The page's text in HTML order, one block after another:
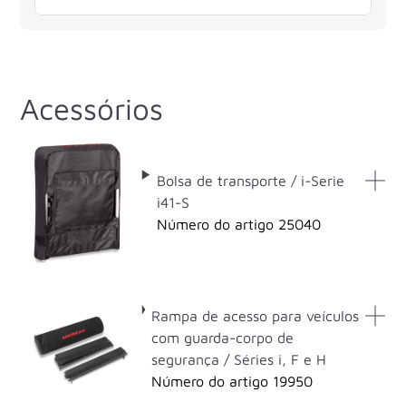
Acessórios
Bolsa de transporte / i-Serie
i41-S
Número do artigo 25040
Rampa de acesso para veículos
com guarda-corpo de
segurança / Séries i, F e H
Número do artigo 19950